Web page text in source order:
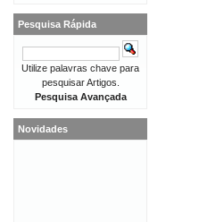
Pesquisa Rápida
Utilize palavras chave para
pesquisar Artigos.
Pesquisa Avançada
Novidades